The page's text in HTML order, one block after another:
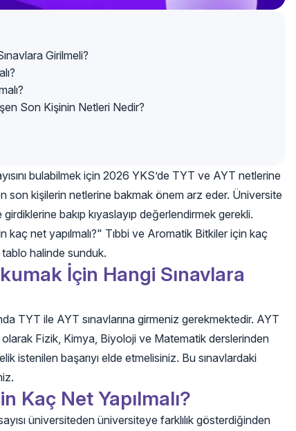
Girilmeli?
Son Kişinin Netleri Nedir?
bulabilmek için 2026 YKS’de TYT ve AYT netlerine
kişilerin netlerine bakmak önem arz eder. Üniversite
bakıp kıyaslayıp değerlendirmek gerekli.
net yapılmalı?" Tıbbi ve Aromatik Bitkiler için kaç
tablo halinde sunduk.
İçin Hangi Sınavlara
TYT ile AYT sınavlarına girmeniz gerekmektedir. AYT
Fizik, Kimya, Biyoloji ve Matematik derslerinden
istenilen başarıyı elde etmelisiniz. Bu sınavlardaki
Kaç Net Yapılmalı?
üniversiteden üniversiteye farklılık gösterdiğinden